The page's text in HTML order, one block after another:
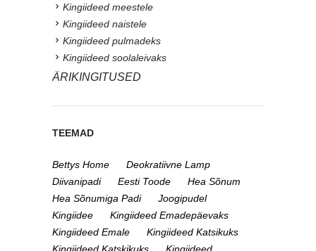
Kingiideed meestele
Kingiideed naistele
Kingiideed pulmadeks
Kingiideed soolaleivaks
ÄRIKINGITUSED
TEEMAD
Bettys Home
Deokratiivne Lamp
Diivanipadi
Eesti Toode
Hea Sõnum
Hea Sõnumiga Padi
Joogipudel
Kingiidee
Kingiideed Emadepäevaks
Kingiideed Emale
Kingiideed Katsikuks